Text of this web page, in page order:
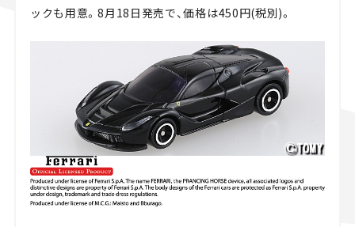
ックも用意。8月18日発売で、価格は450円(税別)。